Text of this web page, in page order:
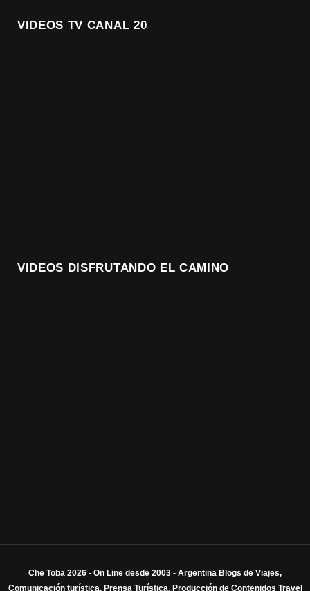
VIDEOS TV CANAL 20
VIDEOS DISFRUTANDO EL CAMINO
Che Toba 2026 - On Line desde 2003 - Argentina Blogs de Viajes,
Comunicación turística, Prensa Turística, Producción de Contenidos Travel